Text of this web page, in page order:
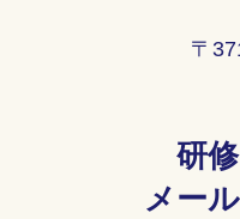
〒
研
メー